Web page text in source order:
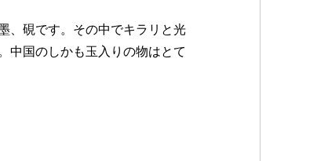
、硯です。その中でキラリと光
中国のしかも玉入りの物はとて